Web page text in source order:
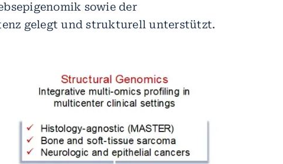
sowie der
gelegt und strukturell unterstützt.